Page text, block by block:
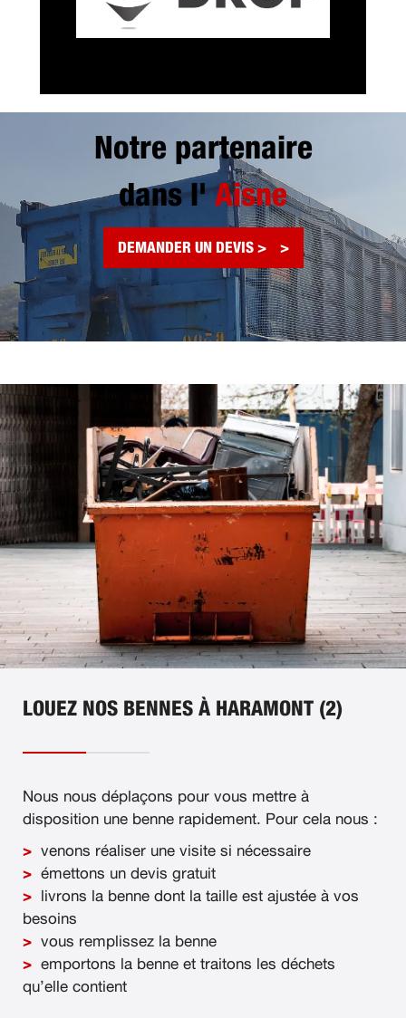
Notre partenaire
dans l'Aisne
DEMANDER UN DEVIS >
LOUEZ NOS BENNES À HARAMONT (2)
Nous nous déplaçons pour vous mettre à
disposition une benne rapidement. Pour cela nous :
venons réaliser une visite si nécessaire
émettons un devis gratuit
livrons la benne dont la taille est ajustée à vos
besoins
vous remplissez la benne
emportons la benne et traitons les déchets
qu’elle contient